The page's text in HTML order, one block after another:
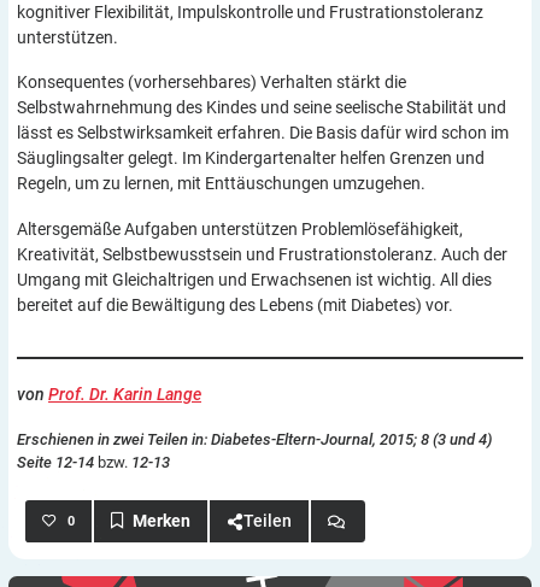
kognitiver Flexibilität, Impulskontrolle und Frustrationstoleranz
unterstützen.
Konsequentes (vorhersehbares) Verhalten stärkt die
Selbstwahrnehmung des Kindes und seine seelische Stabilität und
lässt es Selbstwirksamkeit erfahren. Die Basis dafür wird schon im
Säuglingsalter gelegt. Im Kindergartenalter helfen Grenzen und
Regeln, um zu lernen, mit Enttäuschungen umzugehen.
Altersgemäße Aufgaben unterstützen Problemlösefähigkeit,
Kreativität, Selbstbewusstsein und Frustrationstoleranz. Auch der
Umgang mit Gleichaltrigen und Erwachsenen ist wichtig. All dies
bereitet auf die Bewältigung des Lebens (mit Diabetes) vor.
von Prof. Dr. Karin Lange
Erschienen in zwei Teilen in: Diabetes-Eltern-Journal, 2015; 8 (3 und 4)
Seite 12-14 bzw. 12-13
0 Teilen